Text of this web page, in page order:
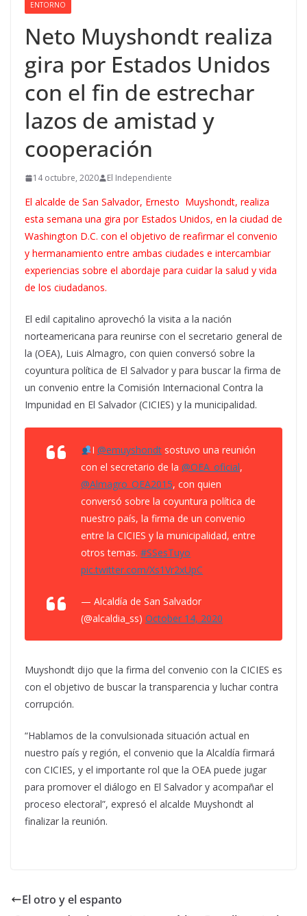
ENTORNO
Neto Muyshondt realiza
gira por Estados Unidos
con el fin de estrechar
lazos de amistad y
cooperación
14 octubre, 2020 El Independiente
El alcalde de San Salvador, Ernesto Muyshondt, realiza
esta semana una gira por Estados Unidos, en la ciudad de
Washington D.C. con el objetivo de reafirmar el convenio
y hermanamiento entre ambas ciudades e intercambiar
experiencias sobre el abordaje para cuidar la salud y vida
de los ciudadanos.
El edil capitalino aprovechó la visita a la nación
norteamericana para reunirse con el secretario general de
la (OEA), Luis Almagro, con quien conversó sobre la
coyuntura política de El Salvador y para buscar la firma de
un convenio entre la Comisión Internacional Contra la
Impunidad en El Salvador (CICIES) y la municipalidad.
I @emuyshondtsostuvo una reunión
con el secretario de la @OEA_oficial,
@Almagro_OEA2015, con quien
conversó sobre la coyuntura política de
nuestro país, la firma de un convenio
entre la CICIES y la municipalidad, entre
otros temas. #SSesTuyo
pic.twitter.com/Xs1Vr2xUpC
— Alcaldía de San Salvador
(@alcaldia_ss) October 14, 2020
Muyshondt dijo que la firma del convenio con la CICIES es
con el objetivo de buscar la transparencia y luchar contra
corrupción.
“Hablamos de la convulsionada situación actual en
nuestro país y región, el convenio que la Alcaldía firmará
con CICIES, y el importante rol que la OEA puede jugar
para promover el diálogo en El Salvador y acompañar el
proceso electoral”, expresó el alcalde Muyshondt al
finalizar la reunión.
El otro y el espanto